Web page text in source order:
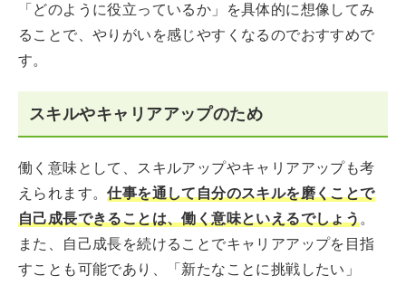
「どのように役立っているか」を具体的に想像してみ
ることで、やりがいを感じやすくなるのでおすすめで
す。
スキルやキャリアアップのため
働く意味として、スキルアップやキャリアアップも考
えられます。仕事を通して自分のスキルを磨くことで
自己成長できることは、働く意味といえるでしょう。
また、自己成長を続けることでキャリアアップを目指
すことも可能であり、「新たなことに挑戦したい」